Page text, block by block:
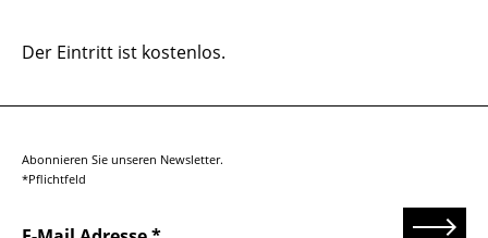
Der Eintritt ist kostenlos.
Abonnieren Sie unseren Newsletter.
*Pflichtfeld
Senden